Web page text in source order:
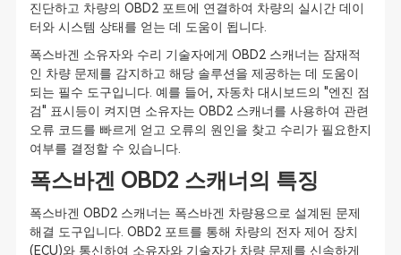
진단하고 차량의 OBD2 포트에 연결하여 차량의 실시간 데이
터와 시스템 상태를 얻는 데 도움이 됩니다.
폭스바겐 소유자와 수리 기술자에게 OBD2 스캐너는 잠재적
인 차량 문제를 감지하고 해당 솔루션을 제공하는 데 도움이
되는 필수 도구입니다. 예를 들어, 자동차 대시보드의 "엔진 점
검" 표시등이 켜지면 소유자는 OBD2 스캐너를 사용하여 관련
오류 코드를 빠르게 얻고 오류의 원인을 찾고 수리가 필요한지
여부를 결정할 수 있습니다.
폭스바겐 OBD2 스캐너의 특징
폭스바겐 OBD2 스캐너는 폭스바겐 차량용으로 설계된 문제
해결 도구입니다. OBD2 포트를 통해 차량의 전자 제어 장치
(ECU)와 통신하여 소유자와 기술자가 차량 문제를 신속하게